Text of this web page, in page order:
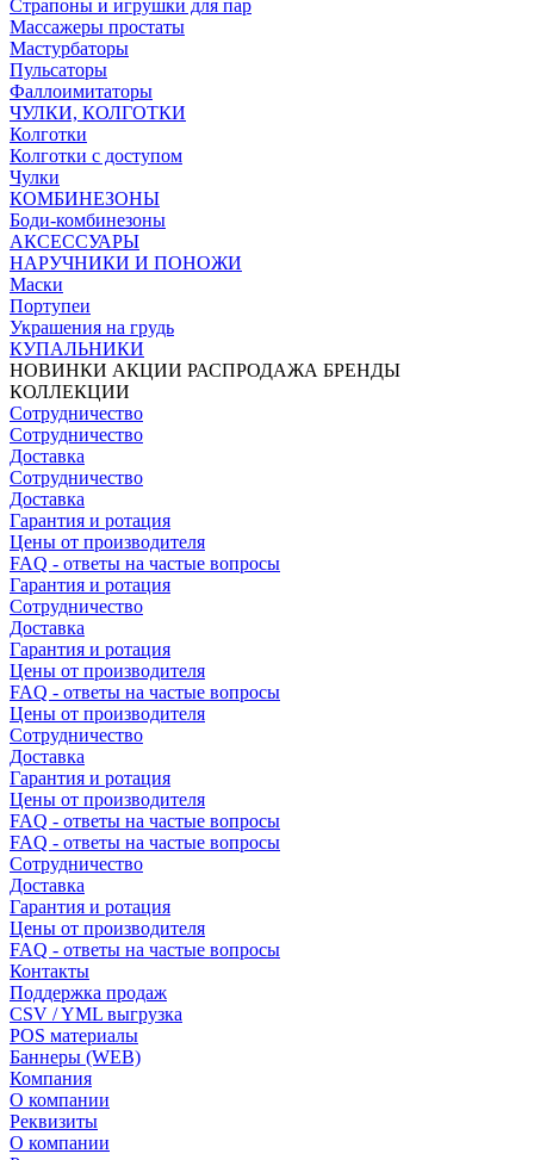
Страпоны и игрушки для пар
Массажеры простаты
Мастурбаторы
Пульсаторы
Фаллоимитаторы
ЧУЛКИ, КОЛГОТКИ
Колготки
Колготки с доступом
Чулки
КОМБИНЕЗОНЫ
Боди-комбинезоны
АКСЕССУАРЫ
НАРУЧНИКИ И ПОНОЖИ
Маски
Портупеи
Украшения на грудь
КУПАЛЬНИКИ
НОВИНКИ АКЦИИ РАСПРОДАЖА БРЕНДЫ
КОЛЛЕКЦИИ
Сотрудничество
Сотрудничество
Доставка
Сотрудничество
Доставка
Гарантия и ротация
Цены от производителя
FAQ - ответы на частые вопросы
Гарантия и ротация
Сотрудничество
Доставка
Гарантия и ротация
Цены от производителя
FAQ - ответы на частые вопросы
Цены от производителя
Сотрудничество
Доставка
Гарантия и ротация
Цены от производителя
FAQ - ответы на частые вопросы
FAQ - ответы на частые вопросы
Сотрудничество
Доставка
Гарантия и ротация
Цены от производителя
FAQ - ответы на частые вопросы
Контакты
Поддержка продаж
CSV / YML выгрузка
POS материалы
Баннеры (WEB)
Компания
О компании
Реквизиты
О компании